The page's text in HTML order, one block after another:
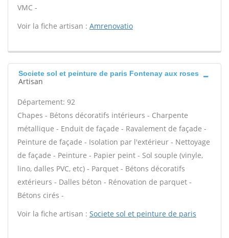
VMC -
Voir la fiche artisan : Amrenovatio
Societe sol et peinture de paris Fontenay aux roses
Artisan
Département: 92
Chapes - Bétons décoratifs intérieurs - Charpente
métallique - Enduit de façade - Ravalement de façade -
Peinture de façade - Isolation par l'extérieur - Nettoyage
de façade - Peinture - Papier peint - Sol souple (vinyle,
lino, dalles PVC, etc) - Parquet - Bétons décoratifs
extérieurs - Dalles béton - Rénovation de parquet -
Bétons cirés -
Voir la fiche artisan : Societe sol et peinture de paris